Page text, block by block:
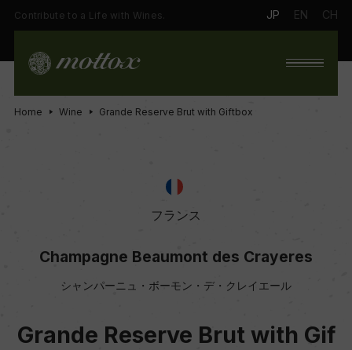
Contribute to a Life with Wines. JP EN CH
Home Wine Grande Reserve Brut with Giftbox
フランス
Champagne Beaumont des Crayeres
シャンパーニュ・ボーモン・デ・クレイエール
Grande Reserve Brut with Gif